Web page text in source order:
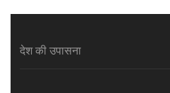
देश की उपासना